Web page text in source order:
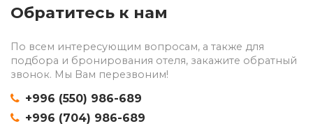
Обратитесь к нам
По всем интересующим вопросам, а также для
подбора и бронирования отеля, закажите обратный
звонок. Мы Вам перезвоним!
+996 (550) 986-689
+996 (704) 986-689